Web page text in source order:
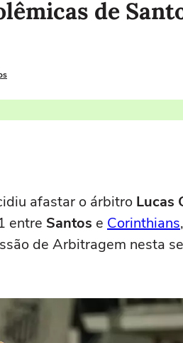
de
afastar o árbitro Lucas
entre Santos e Corinthians
de Arbitragem nesta